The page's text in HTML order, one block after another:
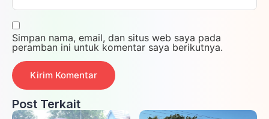
Simpan nama, email, dan situs web saya pada
peramban ini untuk komentar saya berikutnya.
Post Terkait